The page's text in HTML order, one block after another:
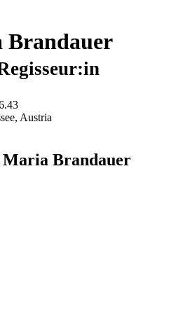
Austria
Brandauer